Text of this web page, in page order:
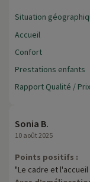
Situation
Accueil
Confort
Prestations enfants
Rapport Qualité / Prix
Sonia B.
10 août 2025
Points positifs :
"Le cadre et l'accueil